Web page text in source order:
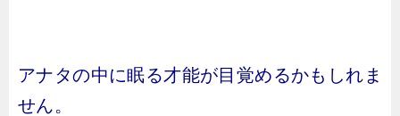
アナタの中に眠る才能が目覚めるかもしれま
せん。